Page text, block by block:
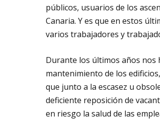
públicos, usuarios de los
Canaria. Y es que en estos
varios trabajadores y
Durante los últimos años nos
mantenimiento de los
que junto a la escasez u
deficiente reposición de
en riesgo la salud de las